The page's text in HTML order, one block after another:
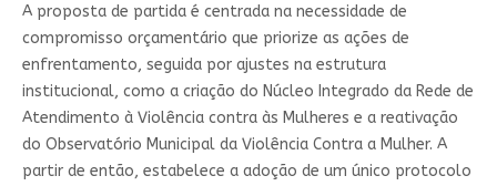
A proposta de partida é centrada na necessidade de
compromisso orçamentário que priorize as ações de
enfrentamento, seguida por ajustes na estrutura
institucional, como a criação do Núcleo Integrado da Rede de
Atendimento à Violência contra às Mulheres e a reativação
do Observatório Municipal da Violência Contra a Mulher. A
partir de então, estabelece a adoção de um único protocolo